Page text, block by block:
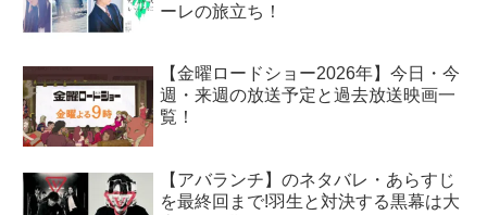
ーレの旅立ち！
【金曜ロードショー2026年】今日・今
週・来週の放送予定と過去放送映画一
覧！
【アバランチ】のネタバレ・あらすじ
を最終回まで!羽生と対決する黒幕は大